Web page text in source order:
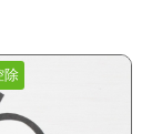
却
ザー
除